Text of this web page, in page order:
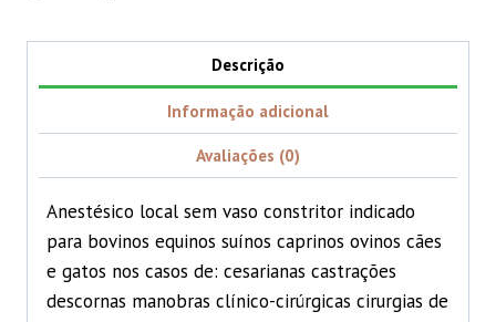
Descrição
Informação adicional
Avaliações (0)
Anestésico local sem vaso constritor indicado
para bovinos equinos suínos caprinos ovinos cães
e gatos nos casos de: cesarianas castrações
descornas manobras clínico-cirúrgicas cirurgias de